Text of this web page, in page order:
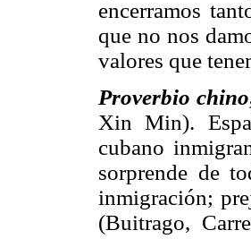
encerramos
que no nos
valores que
Proverbio chino
Xin Min).
cubano
sorprende de
inmigración;
(Buitrago,